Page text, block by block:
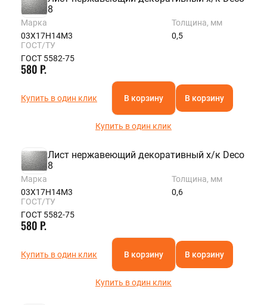
8
Марка
03Х17Н14М3
Толщина, мм
0,5
ГОСТ/ТУ
ГОСТ 5582-75
580 Р.
Купить в один клик В корзину В корзину
Купить в один клик
Лист нержавеющий декоративный х/к Deco
8
Марка
03Х17Н14М3
Толщина, мм
0,6
ГОСТ/ТУ
ГОСТ 5582-75
580 Р.
Купить в один клик В корзину В корзину
Купить в один клик